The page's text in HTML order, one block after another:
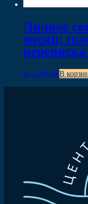
Личное
месяц:
₪ 1,200.00 В